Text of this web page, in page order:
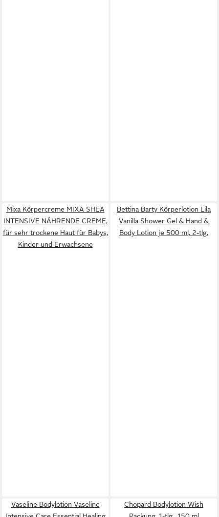
Mixa Körpercreme MIXA SHEA
INTENSIVE NÄHRENDE CREME,
für sehr trockene Haut für Babys,
Kinder und Erwachsene
Bettina Barty Körperlotion Lila
Vanilla Shower Gel & Hand &
Body Lotion je 500 ml, 2-tlg.
Vaseline Bodylotion Vaseline
Chopard Bodylotion Wish